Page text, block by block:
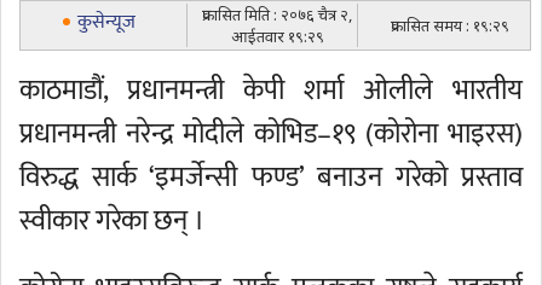
कुसेन्यूज
प्रकासित मिति : २०७६ चैत्र २,
आईतवार १९:२९
प्रकासित समय : १९:२९
काठमाडौं, प्रधानमन्त्री केपी शर्मा ओलीले भारतीय
प्रधानमन्त्री नरेन्द्र मोदीले कोभिड–१९ (कोरोना भाइरस)
विरुद्ध सार्क ‘इमर्जेन्सी फण्ड’ बनाउन गरेको प्रस्ताव
स्वीकार गरेका छन् ।